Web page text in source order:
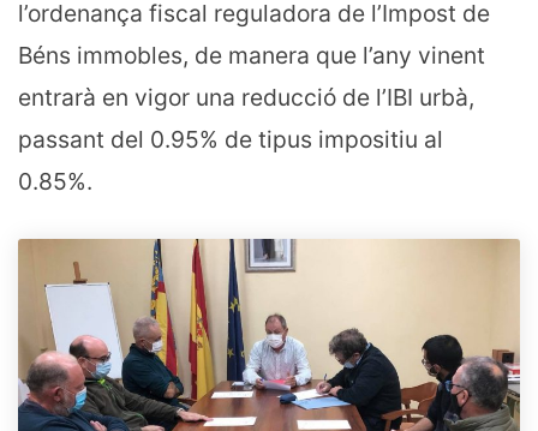
l’ordenança fiscal reguladora de l’Impost de
Béns immobles, de manera que l’any vinent
entrarà en vigor una reducció de l’IBI urbà,
passant del 0.95% de tipus impositiu al
0.85%.